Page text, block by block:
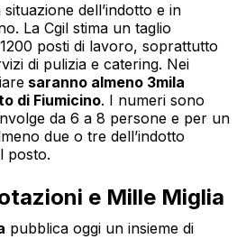
dell’indotto e in
La Cgil stima un taglio
posti di lavoro, soprattutto
di pulizia e catering. Nei
saranno almeno 3mila
di Fiumicino. I numeri sono
da 6 a 8 persone e per un
due o tre dell’indotto
posto.
e Mille Miglia
pubblica oggi un insieme di